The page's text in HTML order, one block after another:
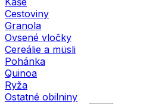
Cestoviny
Granola
Ovsené vločky
Cereálie a müsli
Pohánka
Quinoa
Ryža
Ostatné obilniny